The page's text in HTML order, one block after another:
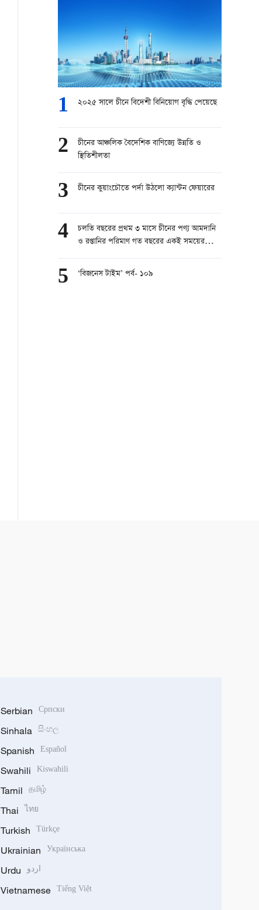
1 ২০২৫ সালে চীনে বিদেশী বিনিয়োগ বৃদ্ধি পেয়েছে
2
চীনের আঞ্চলিক বৈদেশিক বাণিজ্যে উন্নতি ও
স্থিতিশীলতা
3 চীনের কুয়াংচৌতে পর্দা উঠলো ক্যান্টন ফেয়ারের
4
চলতি বছরের প্রথম ৩ মাসে চীনের পণ্য আমদানি
ও রপ্তানির পরিমাণ গত বছরের একই সময়ের
5 ‘বিজনেস টাইম’ পর্ব- ১০৯
Serbian Српски
Sinhala සිංහල
Spanish Español
Swahili Kiswahili
Tamil தமிழ்
Thai ไทย
Turkish Türkçe
Ukrainian Українська
Urdu اردو
Vietnamese Tiếng Việt